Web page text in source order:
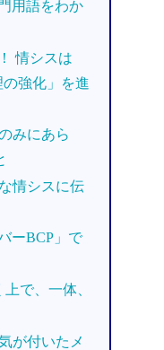
用語をわか
情シスは
の強化」を進
みにあら
情シスに伝
ーBCP」で
で、一体、
が付いたメ